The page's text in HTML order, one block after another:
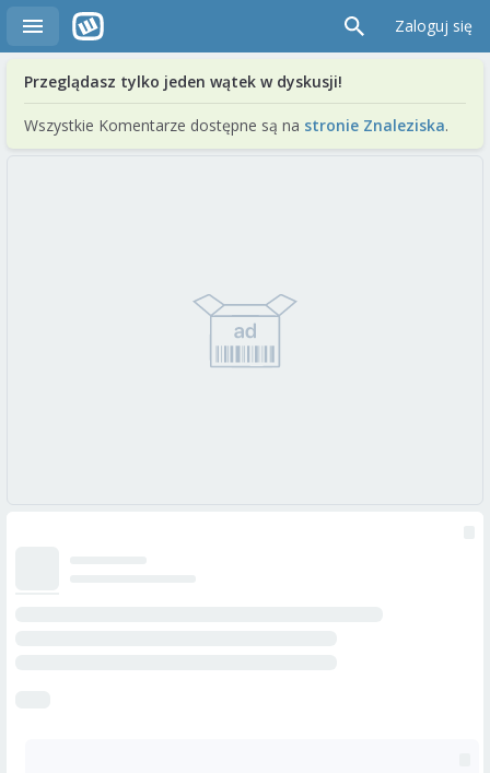
Zaloguj się
Przeglądasz tylko jeden wątek w dyskusji!
Wszystkie Komentarze dostępne są na stronie Znaleziska.